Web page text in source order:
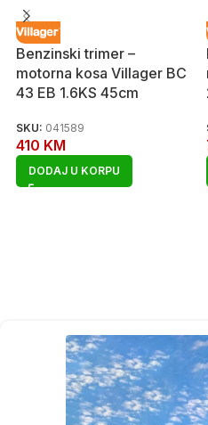
Benzinski trimer –
motorna kosa Villager BC
43 EB 1.6KS 45cm
SKU: 041589
410 KM
DODAJ U KORPU